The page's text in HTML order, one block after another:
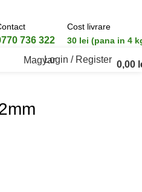
736 322
Cost livrare
30 lei (pana in 4
MagyarLogin / Register 0,00